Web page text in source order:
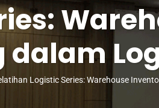
Logistic Series: Warehouse